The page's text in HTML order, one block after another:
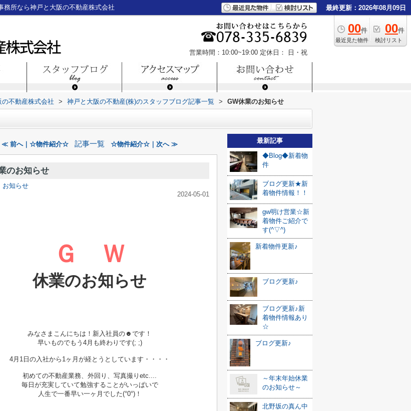
務所なら神戸と大阪の不動産株式会社 最終更新：2026年08月09日
00件
最近見た物件
00件
検討リスト
営業時間：10:00~19:00 定休日： 日・祝
不動産株式会社 > 神戸と大阪の不動産(株)のスタッフブログ記事一覧 > GW休業のお知らせ
≪ 前へ｜☆物件紹介☆ 記事一覧 ☆物件紹介☆｜次へ ≫
のお知らせ
お知らせ
2024-05-01
Ｇ Ｗ
休業のお知らせ
みなさまこんにちは！新入社員の☻です！
早いものでもう4月も終わりです(; ;)
4月1日の入社から1ヶ月が経とうとしています・・・・
初めての不動産業務、外回り、写真撮りetc....
毎日が充実していて勉強することがいっぱいで
人生で一番早い一ヶ月でした(°0°)！
最新記事
◆Blog◆新着物
件
ブログ更新★新
着物件情報！！
gw明け営業☆新
着物件ご紹介で
す(^▽^)
新着物件更新♪
ブログ更新♪
ブログ更新♪新
着物件情報あり
☆
ブログ更新♪
～年末年始休業
のお知らせ～
北野坂の真ん中